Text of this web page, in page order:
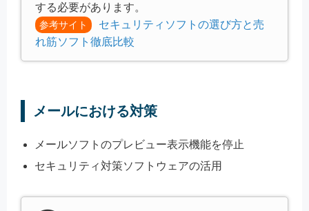
する必要があります。
参考サイト
セキュリティソフトの選び方と売
れ筋ソフト徹底比較
メールにおける対策
メールソフトのプレビュー表示機能を停止
セキュリティ対策ソフトウェアの活用